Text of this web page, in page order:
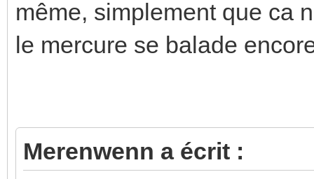
même, simplement que ca
le mercure se balade
Merenwenn a écrit :